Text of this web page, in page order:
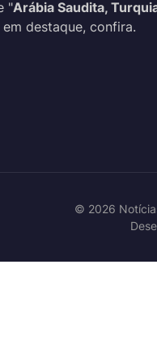
"Arábia Saudita,
em destaque, confira.
© 2026